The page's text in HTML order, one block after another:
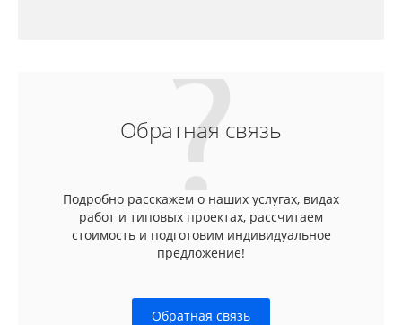
Обратная связь
Подробно расскажем о наших услугах, видах
работ и типовых проектах, рассчитаем
стоимость и подготовим индивидуальное
предложение!
Обратная связь